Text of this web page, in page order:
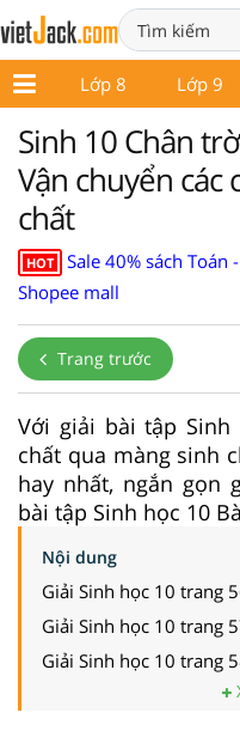
7 Lớp 8 Lớp 9
Sinh 10 Chân
Vận chuyển các
chất
HOT
Sale 40% sách
Shopee mall
Trang trước
Với giải bài tập Sinh
chất qua màng sinh
hay nhất, ngắn gọn
bài tập Sinh học 10
Nội dung
Giải Sinh học 10 trang
Giải Sinh học 10 trang
Giải Sinh học 10 trang